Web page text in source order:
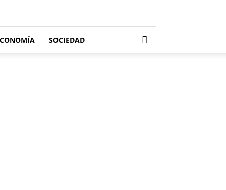
SOCIEDAD